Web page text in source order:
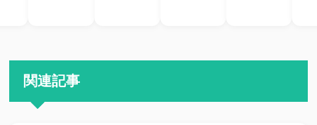
関連記事